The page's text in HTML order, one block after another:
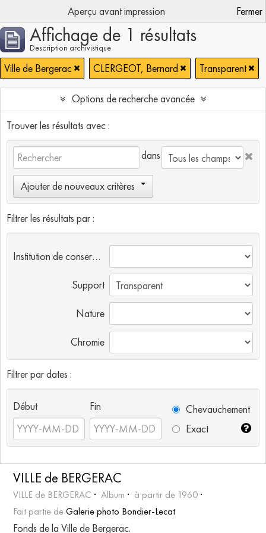
Aperçu avant impression Fermer
Affichage de 1 résultats
Description archivistique
Ville de Bergerac CLERGEOT, Bernard Transparent
Options de recherche avancée
Trouver les résultats avec :
dans
Ajouter de nouveaux critères
Filtrer les résultats par :
Institution de conservation
Support
Nature
Chromie
Filtrer par dates :
Début Fin
Chevauchement
Exact
VILLE de BERGERAC
VILLE de BERGERAC Album
à partir de 1960
Fait partie deGalerie photo Bondier-Lecat
Fonds de la Ville de Bergerac.